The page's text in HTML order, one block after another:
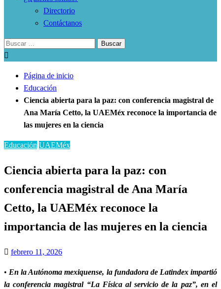
Directorio
Contáctanos
Buscar:
Página de inicio
Educación
Ciencia abierta para la paz: con conferencia magistral de
Ana María Cetto, la UAEMéx reconoce la importancia de
las mujeres en la ciencia
Educación UAEMéx
Ciencia abierta para la paz: con
conferencia magistral de Ana María
Cetto, la UAEMéx reconoce la
importancia de las mujeres en la ciencia
Publicado
febrero 11, 2026
• En la Autónoma mexiquense, la fundadora de Latindex impartió
la conferencia magistral “La Física al servicio de la paz”, en el